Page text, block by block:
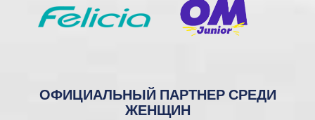
ОФИЦИАЛЬНЫЙ ПАРТНЕР СРЕДИ
ЖЕНЩИН